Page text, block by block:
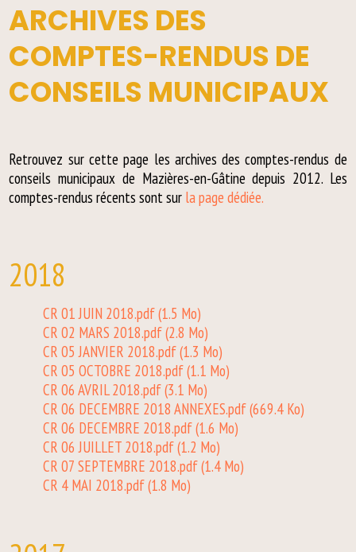
ARCHIVES DES
COMPTES-RENDUS DE
CONSEILS MUNICIPAUX
Retrouvez sur cette page les archives des comptes-rendus de
conseils municipaux de Mazières-en-Gâtine depuis 2012. Les
comptes-rendus récents sont sur la page dédiée.
2018
CR 01 JUIN 2018.pdf(1.5 Mo)
CR 02 MARS 2018.pdf(2.8 Mo)
CR 05 JANVIER 2018.pdf(1.3 Mo)
CR 05 OCTOBRE 2018.pdf(1.1 Mo)
CR 06 AVRIL 2018.pdf(3.1 Mo)
CR 06 DECEMBRE 2018 ANNEXES.pdf(669.4 Ko)
CR 06 DECEMBRE 2018.pdf(1.6 Mo)
CR 06 JUILLET 2018.pdf(1.2 Mo)
CR 07 SEPTEMBRE 2018.pdf(1.4 Mo)
CR 4 MAI 2018.pdf(1.8 Mo)